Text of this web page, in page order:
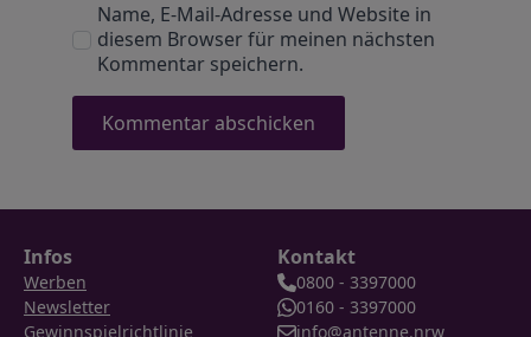
Name, E-Mail-Adresse und Website in
diesem Browser für meinen nächsten
Kommentar speichern.
Infos
Werben
Newsletter
Gewinnspielrichtlinie
Kontakt
0800 - 3397000
0160 - 3397000
info@antenne.nrw